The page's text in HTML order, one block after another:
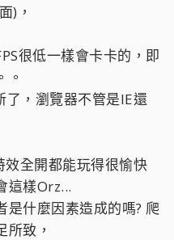
)，
很低一樣會卡卡的，即
。
，瀏覽器不管是IE還
全開都能玩得很愉快
這樣Orz...
是什麼因素造成的嗎? 爬
所致，